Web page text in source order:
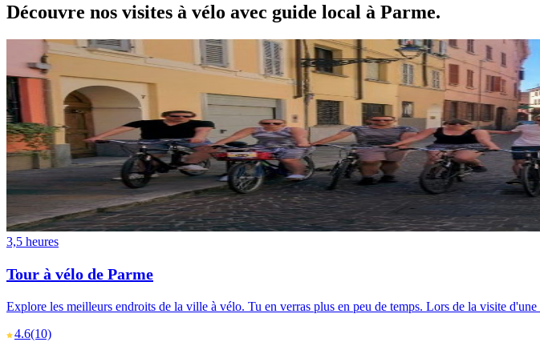
Découvre nos visites à vélo avec guide local à Parme.
3,5 heures
Tour à vélo de Parme
Explore les meilleurs endroits de la ville à vélo. Tu en verras plus en peu de temps. Lors de la visite
4.6(10)